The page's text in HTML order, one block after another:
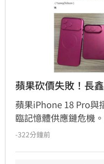
蘋果砍價失敗！長
蘋果iPhone 18 Pro與
臨記憶體供應鏈危機
儲（CXMT）降低
-322分鐘前